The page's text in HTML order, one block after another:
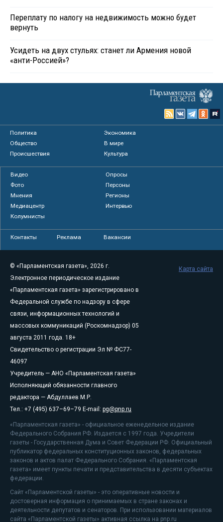
Переплату по налогу на недвижимость можно будет
вернуть
Усидеть на двух стульях: станет ли Армения новой
«анти-Россией»?
Политика
Экономика
Общество
В мире
Происшествия
Культура
Видео
Опросы
Фото
Персоны
Мнения
Регионы
Медиацентр
Интервью
Колумнисты
Контакты Реклама Вакансии
© «Парламентская газета», 2026 г.
Электронное периодическое издание
«Парламентская газета» зарегистрировано в
Федеральной службе по надзору в сфере
связи, информационных технологий и
массовых коммуникаций (Роскомнадзор) 05
августа 2011 года. 18+
Свидетельство о регистрации Эл № ФС77-
46097
Учредитель — АНО «Парламентская газета»
Исполняющий обязанности главного
редактора — Абдуллаев М.Р.
Тел.: +7 (495) 637–69–79 E-mail: pg@pnp.ru
«Парламентская газета» - официальное еженедельное издание
Федерального Собрания РФ. Издается с 1997 года. Учредители
газеты - Государственная Дума и Совет Федерации РФ. Официальный
публикатор федеральных конституционных законов, федеральных
законов и актов палат Федерального Собрания. «Парламентская
газета» имеет пункты печати и представительства в десяти субъектах
федерации.
Сайт «Парламентской газеты» - это оперативные новости и
достоверная информация о принимаемых в стране законах и
деятельности депутатов и сенаторов. При использовании материалов
сайта «Парламентской газеты» активная ссылка на pnp.ru
Карта сайта